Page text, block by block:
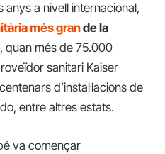
a nivell internacional,
més grande la
, quan més de 75.000
sanitari Kaiser
d’instal·lacions de
entre altres estats.
va començar